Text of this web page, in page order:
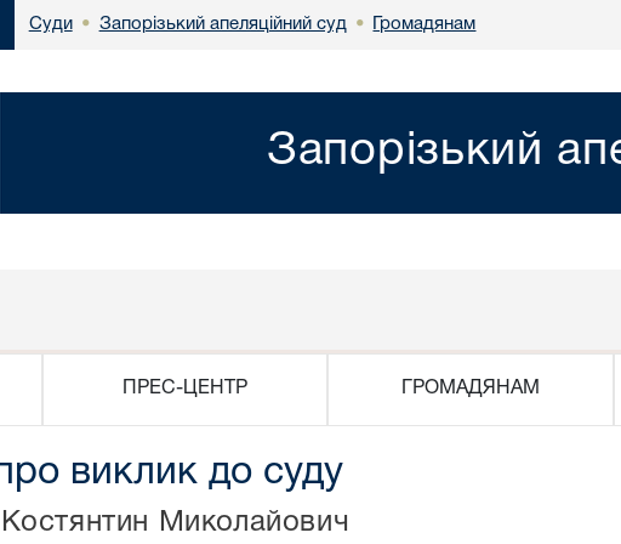
Суди • Запорізький апеляційний суд • Громадянам
Запорізький
ПРЕС-ЦЕНТР ГРОМАДЯНАМ
виклик до суду
Костянтин Миколайович